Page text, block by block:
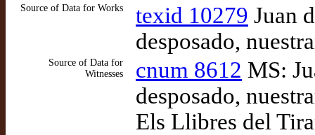
Source of Data for Works texid 10279 Juan
desposado,
Source of Data for
Witnesses
cnum 8612 MS:
desposado,
Els Llibres del